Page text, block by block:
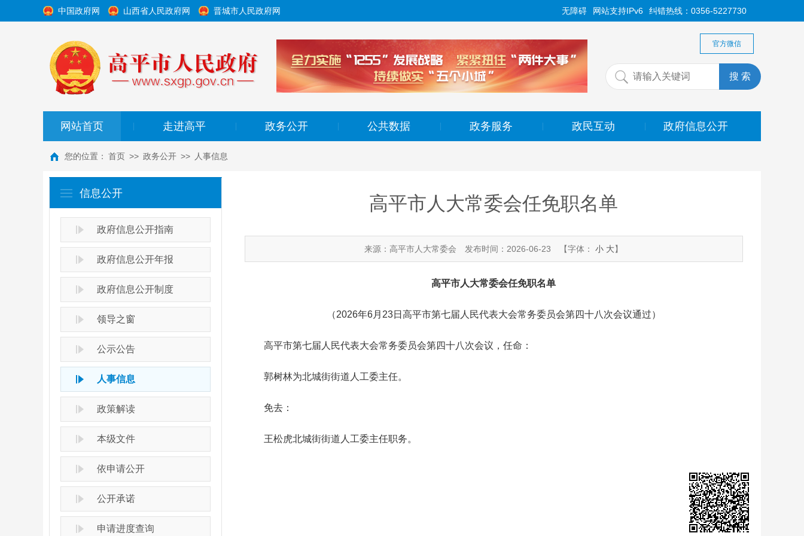
中国政府网 山西省人民政府网 晋城市人民政府网 纠错热线：0356-5227730
网站支持IPv6
无障碍
官方微信
网站首页 走进高平 政务公开 公共数据 政务服务 政民互动 政府信息公开
您的位置： 首页 >> 政务公开 >> 人事信息
信息公开
政府信息公开指南
政府信息公开年报
政府信息公开制度
领导之窗
公示公告
人事信息
政策解读
本级文件
依申请公开
公开承诺
申请进度查询
高平市人大常委会任免职名单
来源：高平市人大常委会 发布时间：2026-06-23 【字体：小 大】
高平市人大常委会任免职名单
（2026年6月23日高平市第七届人民代表大会常务委员会第四十八次会议通过）
高平市第七届人民代表大会常务委员会第四十八次会议，任命：
郭树林为北城街街道人工委主任。
免去：
王松虎北城街街道人工委主任职务。